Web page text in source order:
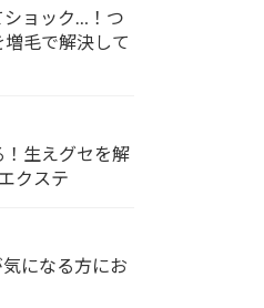
ショック…！つ
毛で解決して
生えグセを解
クステ
になる方にお